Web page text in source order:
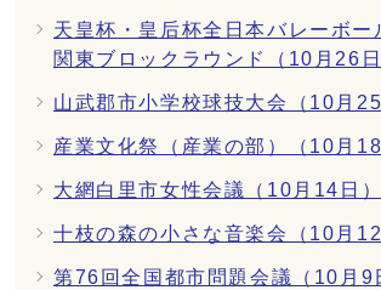
天皇杯・皇后杯全日本バレーボー
関東ブロックラウンド（10月26日
山武郡市小学校球技大会（10月25
産業文化祭（産業の部）（10月18
大網白里市女性会議（10月14日）
十枝の森の小さな音楽会（10月12
第76回全国都市問題会議（10月9